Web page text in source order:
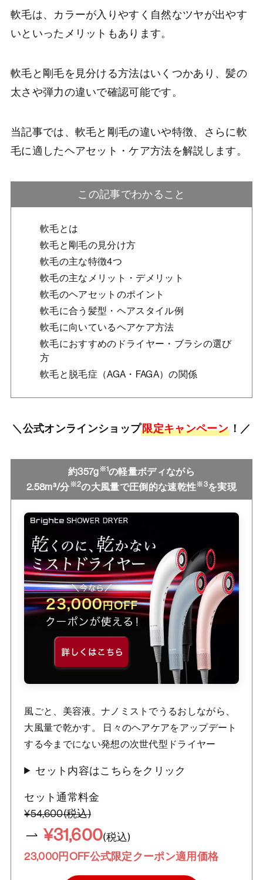
軟毛は、カラーが入りやすく自然なツヤが出やす
いといったメリットもあります。
軟毛と剛毛を見分ける方法はいくつかあり、髪の
太さや弾力の違いで確認可能です。
当記事では、軟毛と剛毛の違いや特徴、さらに軟
毛に適したヘアセット・ケア方法を解説します。
この記事でわかること
軟毛とは
軟毛と剛毛の見分け方
軟毛の主な特徴4つ
軟毛の主なメリット・デメリット
軟毛のヘアセットのポイント
軟毛に合う髪型・ヘアスタイル例
軟毛に向いているヘアケア方法
軟毛におすすめのドライヤー・ブラシの選び
方
軟毛と脱毛症（AGA・FAGA）の関係
＼公式オンラインショップ限定キャンペーン！／
約357g※1の軽量ボディながら
2.58m³/分※2の大風量で圧倒的な速乾性※3を実現
風ごと、美容液。ナノミストでうるおしながら、
大風量で乾かす。 日々のヘアケアをアップデート
する今までにない発想の次世代型ドライヤー
セット内容はこちらをクリック
セット通常料金
¥54,600(税込)
¥31,600(税込)
23,000円OFF公式限定クーポン適用価格